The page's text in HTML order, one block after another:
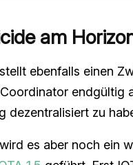
am
ebenfalls einen
endgültig
dezentralisiert zu
es aber noch ein